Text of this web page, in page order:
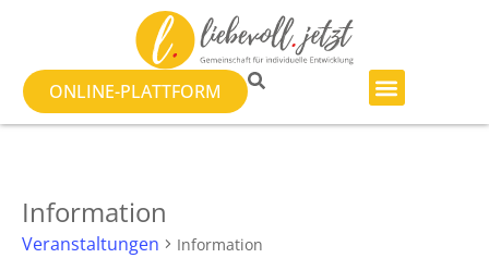
ONLINE-PLATTFORM
Information
Veranstaltungen Information